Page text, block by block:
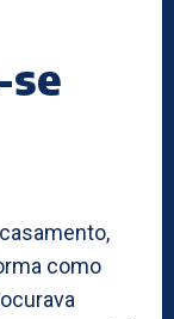
como